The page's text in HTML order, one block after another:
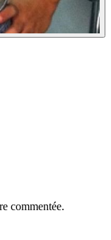
commentée.